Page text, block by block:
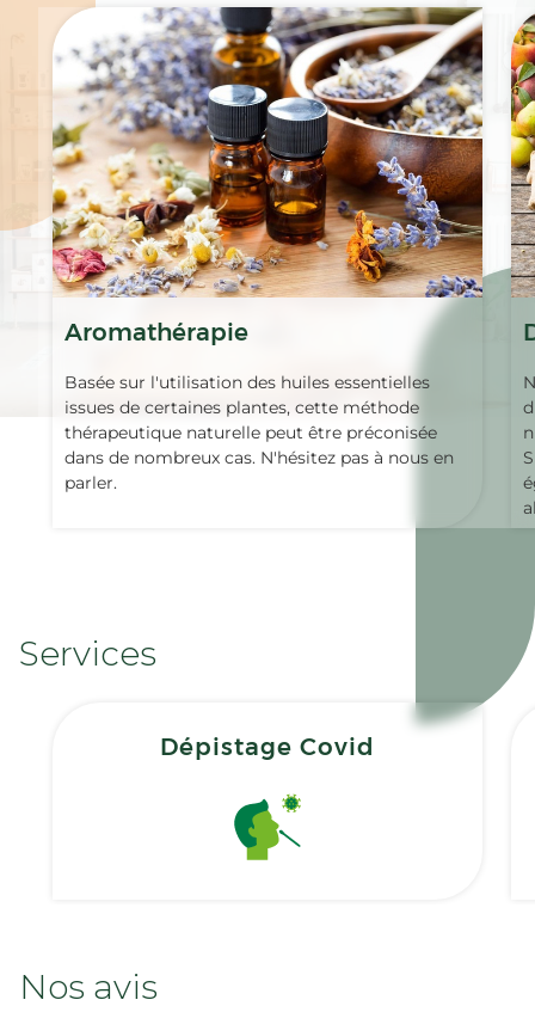
Aromathérapie
Basée sur l'utilisation des huiles essentielles
issues de certaines plantes, cette méthode
thérapeutique naturelle peut être préconisée
dans de nombreux cas. N'hésitez pas à nous en
parler.
Services
Dépistage Covid
Nos avis